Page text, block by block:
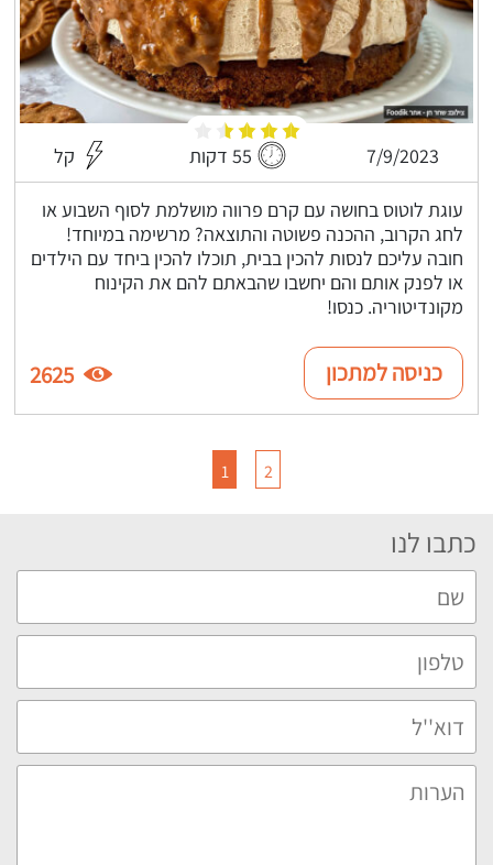
7/9/2023 55 דקות קל
עוגת לוטוס בחושה עם קרם פרווה מושלמת לסוף השבוע או
לחג הקרוב, ההכנה פשוטה והתוצאה? מרשימה במיוחד!
חובה עליכם לנסות להכין בבית, תוכלו להכין ביחד עם הילדים
או לפנק אותם והם יחשבו שהבאתם להם את הקינוח
מקונדיטוריה. כנסו!
כניסה למתכון 2625
1 2
כתבו לנו